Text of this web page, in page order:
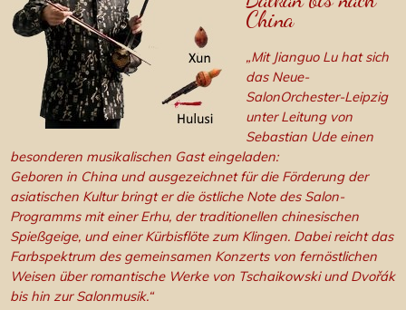
China
„Mit Jianguo Lu hat sich
das Neue-
SalonOrchester-Leipzig
unter Leitung von
Sebastian Ude einen
besonderen musikalischen Gast eingeladen:
Geboren in China und ausgezeichnet für die Förderung der
asiatischen Kultur bringt er die östliche Note des Salon-
Programms mit einer Erhu, der traditionellen chinesischen
Spießgeige, und einer Kürbisflöte zum Klingen. Dabei reicht das
Farbspektrum des gemeinsamen Konzerts von fernöstlichen
Weisen über romantische Werke von Tschaikowski und Dvořák
bis hin zur Salonmusik.“